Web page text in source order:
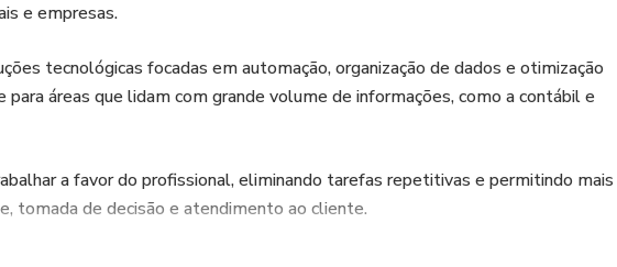
e empresas.
tecnológicas focadas em automação, organização de dados e otimização
áreas que lidam com grande volume de informações, como a contábil e
a favor do profissional, eliminando tarefas repetitivas e permitindo mais
tomada de decisão e atendimento ao cliente.